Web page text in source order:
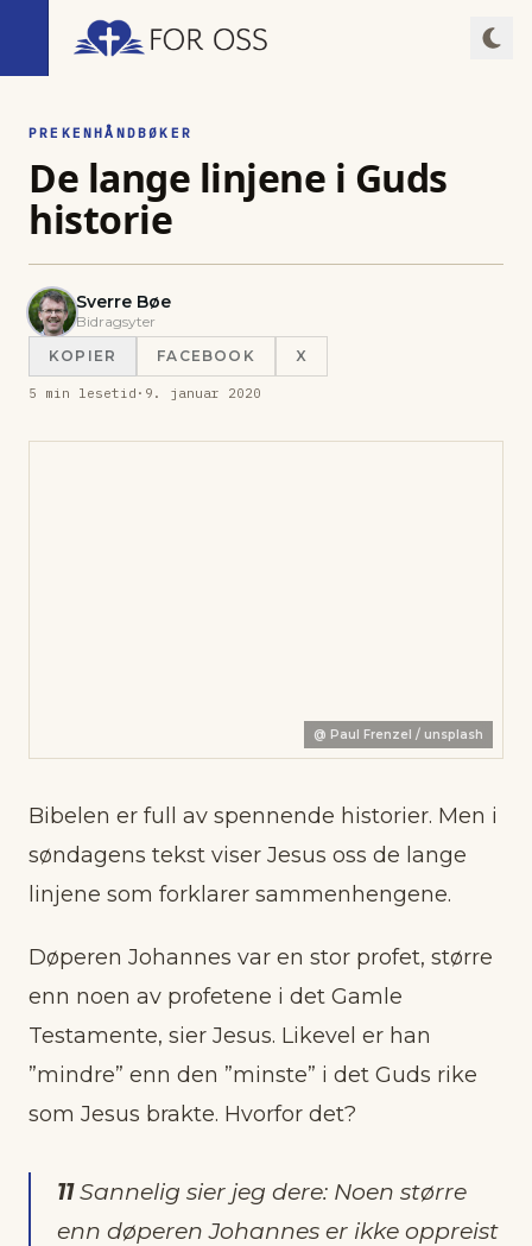
PREKENHÅNDBØKER
De lange linjene i Guds
historie
Sverre Bøe
Bidragsyter
KOPIER
FACEBOOK X
5 min lesetid · 9. januar 2020
@ Paul Frenzel / unsplash
Bibelen er full av spennende historier. Men i
søndagens tekst viser Jesus oss de lange
linjene som forklarer sammenhengene.
Døperen Johannes var en stor profet, større
enn noen av profetene i det Gamle
Testamente, sier Jesus. Likevel er han
”mindre” enn den ”minste” i det Guds rike
som Jesus brakte. Hvorfor det?
11Sannelig sier jeg dere: Noen større
enn døperen Johannes er ikke oppreist